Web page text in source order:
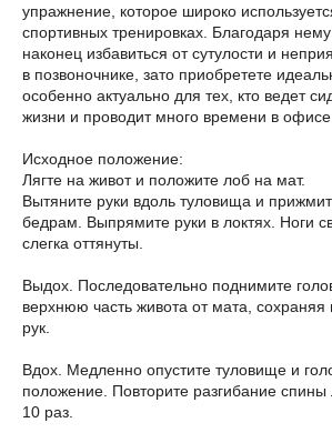
упражнение, которое широко
спортивных тренировках. Благодаря
наконец избавиться от сутулости и
в позвоночнике, зато приобретете
особенно актуально для тех, кто ведет
жизни и проводит много времени в офисе.
Исходное положение:
Лягте на живот и положите лоб на мат.
Вытяните руки вдоль туловища и
бедрам. Выпрямите руки в локтях. Ноги
слегка оттянуты.
Выдох. Последовательно поднимите
верхнюю часть живота от мата, сохраняя
рук.
Вдох. Медленно опустите туловище и
положение. Повторите разгибание
10 раз.